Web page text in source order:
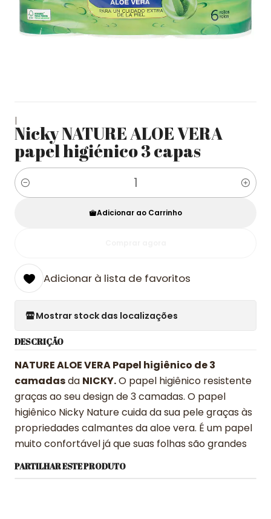
|
Nicky NATURE ALOE VERA
papel higiénico 3 capas
Quantidade
Adicionar ao Carrinho
Adicionar à lista de favoritos
Mostrar stock das localizações
DESCRIÇÃO
NATURE ALOE VERA Papel higiênico de 3
camadasda NICKY.O papel higiênico resistente
graças ao seu design de 3 camadas. O papel
higiênico Nicky Nature cuida da sua pele graças às
propriedades calmantes da aloe vera. É um papel
muito confortável já que suas folhas são grandes
PARTILHAR ESTE PRODUTO